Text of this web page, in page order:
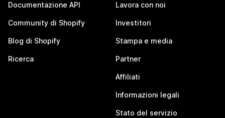
Documentazione API
Community di Shopify
Blog di Shopify
Ricerca
Lavora con noi
Investitori
Stampa e media
Partner
Affiliati
Informazioni legali
Stato del servizio